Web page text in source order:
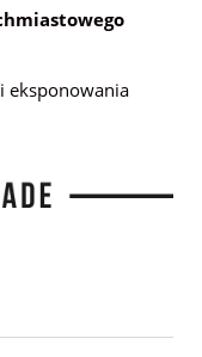
eksponowania